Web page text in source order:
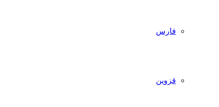
فارس
قزوین